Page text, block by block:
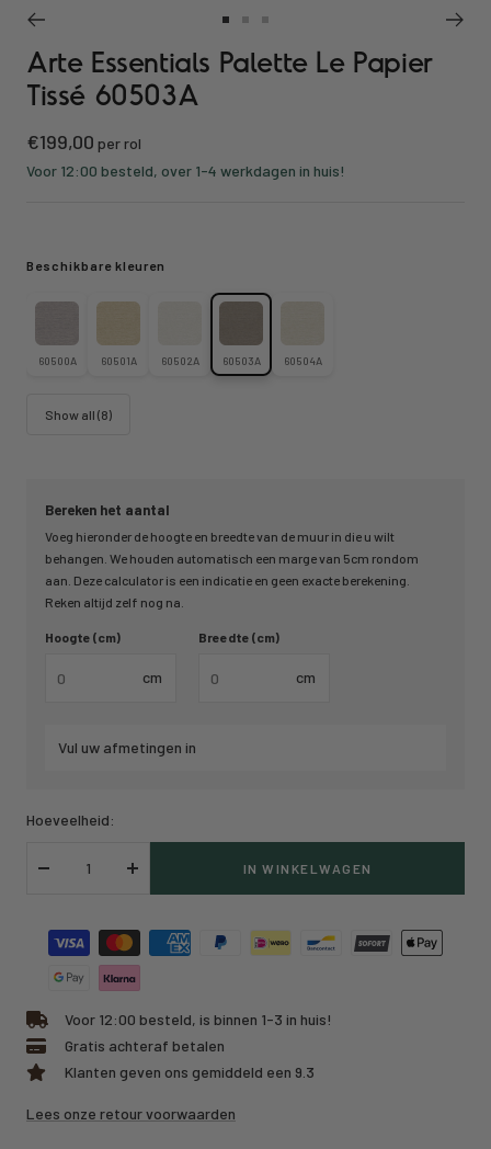
naarnaarnaar
Arte Essentials Palette Le Papier
Tissé 60503A
Kortings
prijs
€199,00 per rol
Voor 12:00 besteld, over 1-4 werkdagen in huis!
Bereken het aantal
Voeg hieronder de hoogte en breedte van de muur in die u wilt
behangen. We houden automatisch een marge van 5cm rondom
aan. Deze calculator is een indicatie en geen exacte berekening.
Reken altijd zelf nog na.
Hoogte (cm)
cm
Breedte (cm)
cm
Vul uw afmetingen in
Beschikbare kleuren
60500A 60501A 60502A 60503A 60504A
Show all (8)
Hoeveelheid:
Verlaag
Verhoog
IN WINKELWAGEN
Voor 12:00 besteld, is binnen 1-3 in huis!
Gratis achteraf betalen
Klanten geven ons gemiddeld een 9.3
Lees onze retour voorwaarden